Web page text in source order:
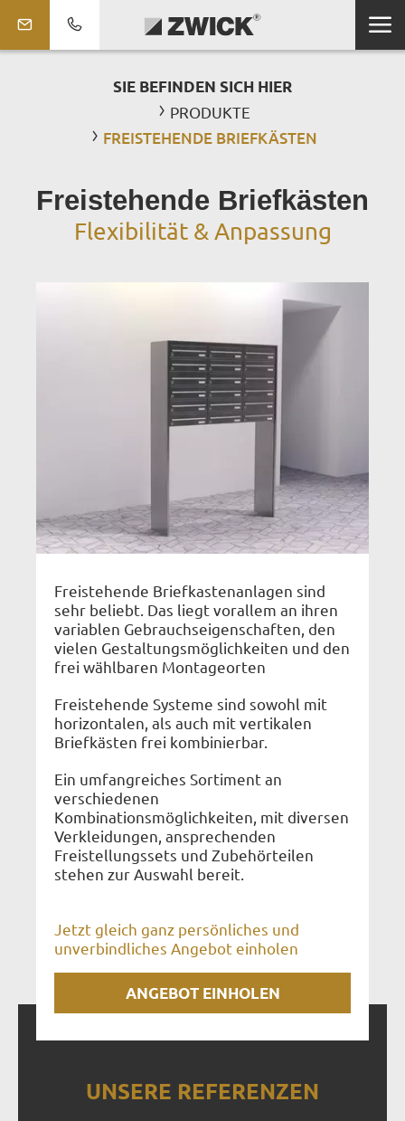
SIE BEFINDEN SICH HIER
PRODUKTE
FREISTEHENDE BRIEFKÄSTEN
Freistehende Briefkästen
Flexibilität & Anpassung
Freistehende Briefkastenanlagen sind
sehr beliebt. Das liegt vorallem an ihren
variablen Gebrauchseigenschaften, den
vielen Gestaltungsmöglichkeiten und den
frei wählbaren Montageorten
Freistehende Systeme sind sowohl mit
horizontalen, als auch mit vertikalen
Briefkästen frei kombinierbar.
Ein umfangreiches Sortiment an
verschiedenen
Kombinationsmöglichkeiten, mit diversen
Verkleidungen, ansprechenden
Freistellungssets und Zubehörteilen
stehen zur Auswahl bereit.
Jetzt gleich ganz persönliches und
unverbindliches Angebot einholen
ANGEBOT EINHOLEN
UNSERE REFERENZEN